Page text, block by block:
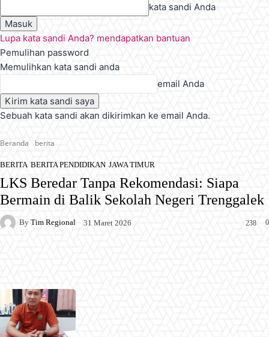
kata sandi Anda
Lupa kata sandi Anda? mendapatkan bantuan
Pemulihan password
Memulihkan kata sandi anda
email Anda
Sebuah kata sandi akan dikirimkan ke email Anda.
Beranda berita
BERITA BERITA PENDIDIKAN JAWA TIMUR
LKS Beredar Tanpa Rekomendasi: Siapa
Bermain di Balik Sekolah Negeri Trenggalek
By Tim Regional 31 Maret 2026 0
238